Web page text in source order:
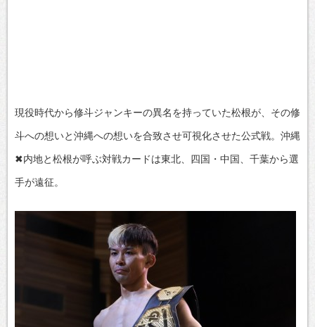
現役時代から修斗ジャンキーの異名を持っていた松根が、その修
斗への想いと沖縄への想いを合致させ可視化させた公式戦。沖縄
✖内地と松根が呼ぶ対戦カードは東北、四国・中国、千葉から選
手が遠征。